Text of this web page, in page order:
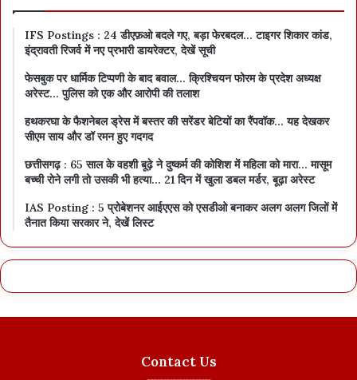
IFS Postings : 24 डीएफ़ओ बदले गए, बड़ा फेरबदल… टाइगर शिकार कांड,
इंद्रावती रिजर्व में नए प्रभारी डायरेक्टर, देखें सूची
फेसबुक पर धार्मिक टिप्पणी के बाद बवाल… क्रिश्चियन फोरम के प्रदेश अध्यक्ष
अरेस्ट… पुलिस को एक और आरोपी की तलाश
हथकरघा के फैशनेबल ड्रेस में बस्तर की सरेंडर बेटियों का रैंपवॉक… यह देखकर
सीएम साय और डॉ रमन हुए गदगद
छत्तीसगढ़ : 65 साल के वहशी बूढ़े ने दुष्कर्म की कोशिश में महिला को मारा… मासूम
बच्ची रोने लगी तो उसकी भी हत्या… 21 दिन में खुला डबल मर्डर, बूढ़ा अरेस्ट
IAS Posting : 5 प्रोबेशनर आईएएस को एसडीओ बनाकर अलग अलग जिलों में
तैनात किया सरकार ने, देखें लिस्ट
Contact Us